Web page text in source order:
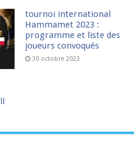
tournoi international
Hammamet 2023 :
programme et liste des
joueurs convoqués
30 octobre 2023